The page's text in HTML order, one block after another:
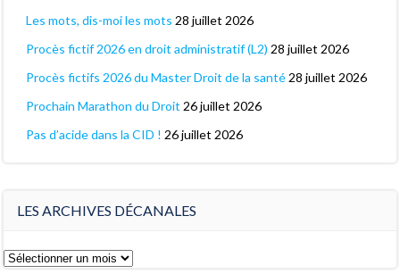
Les mots, dis-moi les mots 28 juillet 2026
Procès fictif 2026 en droit administratif (L2) 28 juillet 2026
Procès fictifs 2026 du Master Droit de la santé 28 juillet 2026
Prochain Marathon du Droit 26 juillet 2026
Pas d’acide dans la CID ! 26 juillet 2026
LES ARCHIVES DÉCANALES
Les